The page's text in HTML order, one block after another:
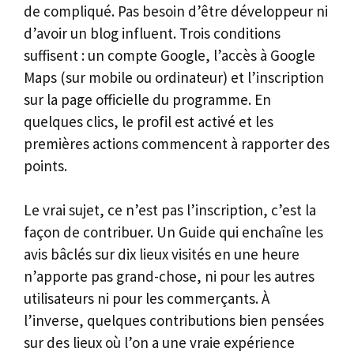
de compliqué. Pas besoin d’être développeur ni
d’avoir un blog influent. Trois conditions
suffisent : un compte Google, l’accès à Google
Maps (sur mobile ou ordinateur) et l’inscription
sur la page officielle du programme. En
quelques clics, le profil est activé et les
premières actions commencent à rapporter des
points.
Le vrai sujet, ce n’est pas l’inscription, c’est la
façon de contribuer. Un Guide qui enchaîne les
avis bâclés sur dix lieux visités en une heure
n’apporte pas grand-chose, ni pour les autres
utilisateurs ni pour les commerçants. À
l’inverse, quelques contributions bien pensées
sur des lieux où l’on a une vraie expérience